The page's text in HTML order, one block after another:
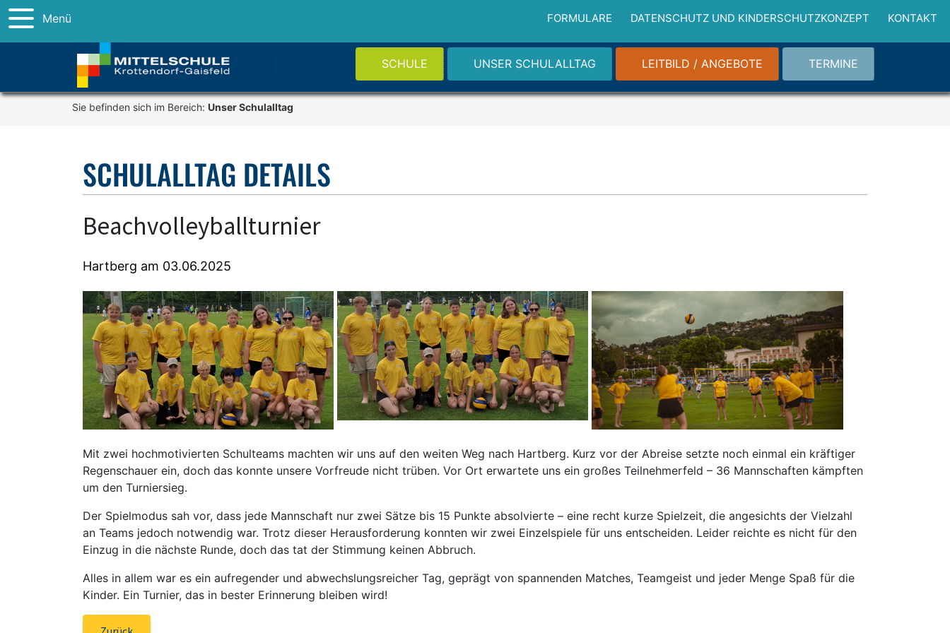
Menü FORMULARE DATENSCHUTZ UND KINDERSCHUTZKONZEPT KONTAKT
SCHULE UNSER SCHULALLTAG LEITBILD / ANGEBOTE TERMINE
Sie befinden sich im Bereich: Unser Schulalltag
SCHULALLTAG DETAILS
Beachvolleyballturnier
Hartberg am 03.06.2025
Mit zwei hochmotivierten Schulteams machten wir uns auf den weiten Weg nach Hartberg. Kurz vor der Abreise setzte noch einmal ein kräftiger
Regenschauer ein, doch das konnte unsere Vorfreude nicht trüben. Vor Ort erwartete uns ein großes Teilnehmerfeld – 36 Mannschaften kämpften
um den Turniersieg.
Der Spielmodus sah vor, dass jede Mannschaft nur zwei Sätze bis 15 Punkte absolvierte – eine recht kurze Spielzeit, die angesichts der Vielzahl
an Teams jedoch notwendig war. Trotz dieser Herausforderung konnten wir zwei Einzelspiele für uns entscheiden. Leider reichte es nicht für den
Einzug in die nächste Runde, doch das tat der Stimmung keinen Abbruch.
Alles in allem war es ein aufregender und abwechslungsreicher Tag, geprägt von spannenden Matches, Teamgeist und jeder Menge Spaß für die
Kinder. Ein Turnier, das in bester Erinnerung bleiben wird!